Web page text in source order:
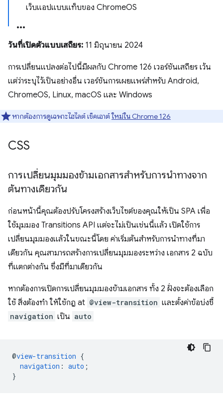
เว็บแอปแบบแท็บของ ChromeOS
วันที่เปิดตัวแบบเสถียร: 11 มิถุนายน 2024
การเปลี่ยนแปลงต่อไปนี้มีผลกับ Chrome 126 เวอร์ชันเสถียร เว้น
แต่ว่าระบุไว้เป็นอย่างอื่น เวอร์ชันการเผยแพร่สำหรับ Android,
ChromeOS, Linux, macOS และ Windows
หากต้องการดูเฉพาะไฮไลต์ เช็คเอาต์ใหม่ใน Chrome 126
CSS
การเปลี่ยนมุมมองข้ามเอกสารสำหรับการนำทางจาก
ต้นทางเดียวกัน
ก่อนหน้านี้คุณต้องปรับโครงสร้างเว็บไซต์ของคุณให้เป็น SPA เพื่อ
ใช้มุมมอง Transitions API แต่จะไม่เป็นเช่นนี้แล้ว เปิดใช้การ
เปลี่ยนมุมมองแล้วในขณะนี้โดย ค่าเริ่มต้นสำหรับการนำทางที่มา
เดียวกัน คุณสามารถสร้างการเปลี่ยนมุมมองระหว่าง เอกสาร 2 ฉบับ
ที่แตกต่างกัน ซึ่งมีที่มาเดียวกัน
หากต้องการเปิดการเปลี่ยนมุมมองข้ามเอกสาร ทั้ง 2 ฝั่งจะต้องเลือก
ใช้ สิ่งต้องทำ ให้ใช้กฎ at @view-transition และตั้งค่าข้อบ่งชี้
navigation เป็น auto
@view-transition {
navigation : auto ;
}